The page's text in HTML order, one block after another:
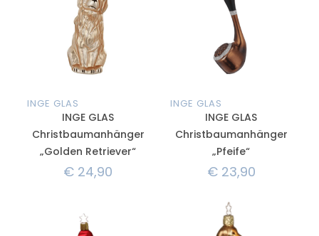
INGE GLAS
INGE GLAS
Christbaumanhänger
„Golden Retriever“
€ 24,90
INGE GLAS
INGE GLAS
Christbaumanhänger
„Pfeife“
€23,90